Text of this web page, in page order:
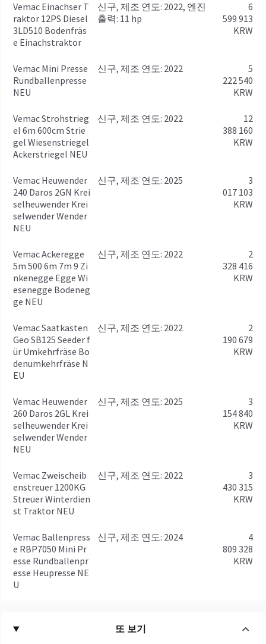
Vemac Einachser T
raktor 12PS Diesel
3LD510 Bodenfräs
e Einachstraktor
신구, 제조 연도: 2022, 엔진
출력: 11 hp
6
599 913
KRW
Vemac Mini Presse
Rundballenpresse
NEU
신구, 제조 연도: 2022
5
222 540
KRW
Vemac Strohstrieg
el 6m 600cm Strie
gel Wiesenstriegel
Ackerstriegel NEU
신구, 제조 연도: 2022
12
388 160
KRW
Vemac Heuwender
240 Daros 2GN Krei
selheuwender Krei
selwender Wender
NEU
신구, 제조 연도: 2025
3
017 103
KRW
Vemac Ackeregge
5m 500 6m 7m 9 Zi
nkenegge Egge Wi
esenegge Bodeneg
ge NEU
신구, 제조 연도: 2022
2
328 416
KRW
Vemac Saatkasten
Geo SB125 Seeder f
ür Umkehrfräse Bo
denumkehrfräse N
EU
신구, 제조 연도: 2022
2
190 679
KRW
Vemac Heuwender
260 Daros 2GL Krei
selheuwender Krei
selwender Wender
NEU
신구, 제조 연도: 2025
3
154 840
KRW
Vemac Zweischeib
enstreuer 1200KG
Streuer Winterdien
st Traktor NEU
신구, 제조 연도: 2022
3
430 315
KRW
Vemac Ballenpress
e RBP7050 Mini Pr
esse Rundballenpr
esse Heupresse NE
U
신구, 제조 연도: 2024
4
809 328
KRW
또 보기